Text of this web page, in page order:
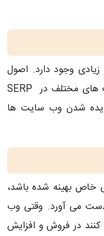
وجود دارد. اصول
سئو باعث می شود تا طراحی وب سایت های مختلف در SERP
شدن وب سایت ها
خاص بهینه شده باشد،
دست می آورد. وقتی وب
کنند در فروش و افزایش